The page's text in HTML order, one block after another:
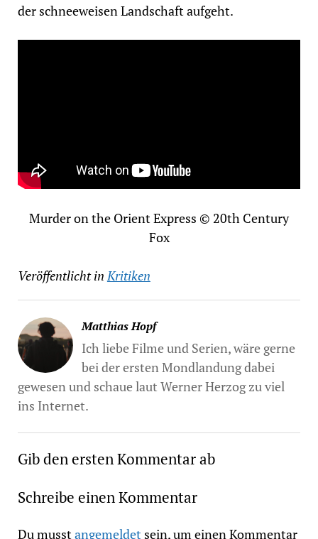
der schneeweisen Landschaft aufgeht.
Murder on the Orient Express © 20th Century
Fox
Veröffentlicht in Kritiken
Matthias Hopf
Ich liebe Filme und Serien, wäre gerne
bei der ersten Mondlandung dabei
gewesen und schaue laut Werner Herzog zu viel
ins Internet.
Gib den ersten Kommentar ab
Schreibe einen Kommentar
Du musstangemeldetsein, um einen Kommentar